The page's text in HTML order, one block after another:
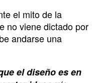
el mito de la
no viene dictado por
andarse una
el diseño es en